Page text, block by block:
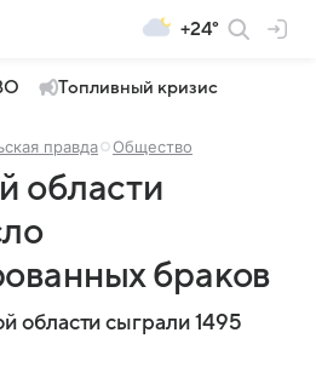
+24°
Топливный кризис
правда Общество
области
браков
области сыграли 1495